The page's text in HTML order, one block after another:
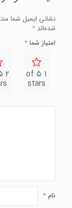
نشانی ایمیل شما
شده‌اند *
امتیاز شما*
1 of 5
stars
نام*